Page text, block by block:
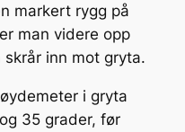
markert rygg på
man videre opp
inn mot gryta.
i gryta
35 grader, før